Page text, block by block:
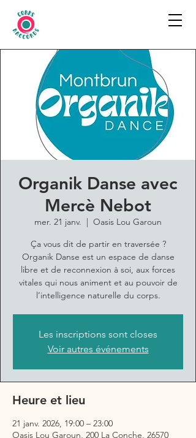
Organik Danse avec
Mercè Nebot
mer. 21 janv.
  |
Oasis Lou Garoun
Ça vous dit de partir en traversée ?
Organik Danse est un espace de danse
libre et de reconnexion à soi, aux forces
vitales qui nous animent et au pouvoir de
l’intelligence naturelle du corps.
Les inscriptions sont closes
Voir autres événements
Heure et lieu
21 janv. 2026, 19:00 – 23:00
Oasis Lou Garoun, 200 La Conche, 26570